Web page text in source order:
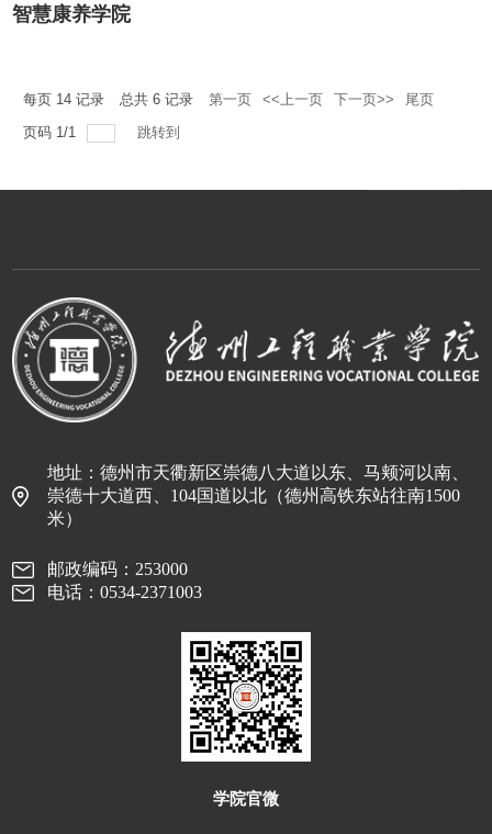
智慧康养学院
每页 14 记录 总共6 记录 第一页 <<上一页 下一页>>
尾页
页码 1/1 跳转到
地址：德州市天衢新区崇德八大道以东、马颊河以南、
崇德十大道西、104国道以北（德州高铁东站往南1500
米）
邮政编码：253000
电话：0534-2371003
学院官微